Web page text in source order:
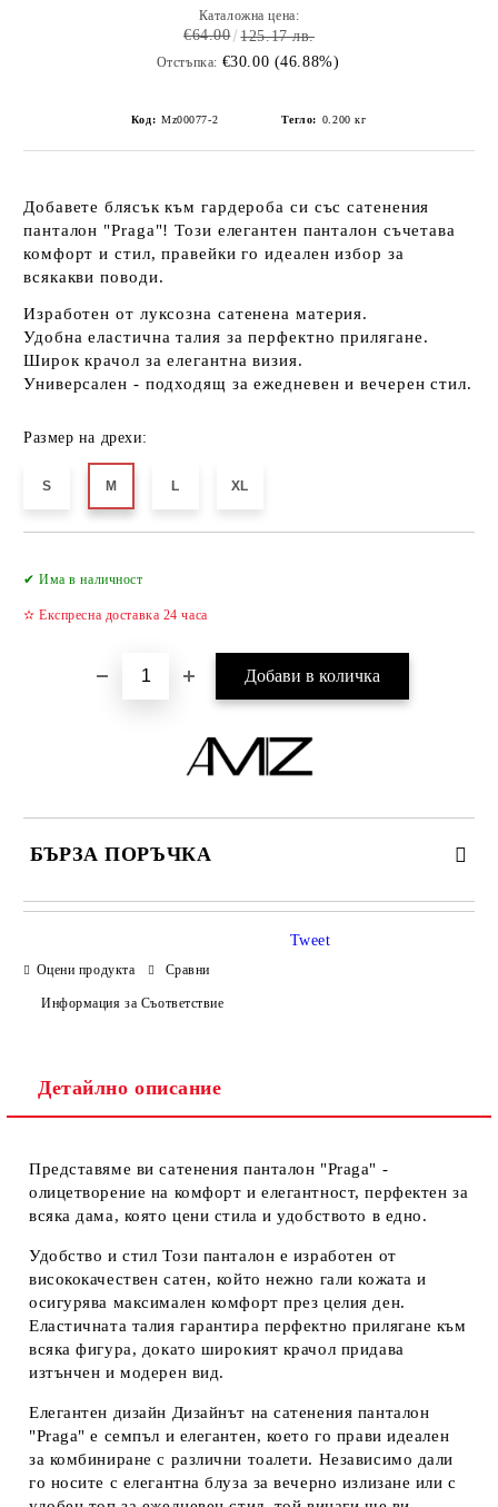
Каталожна цена:
€64.00 125.17 лв.
Отстъпка: €30.00 (46.88%)
Код: Mz00077-2 Тегло: 0.200 кг
Добавете блясък към гардероба си със сатенения
панталон "Praga"! Този елегантен панталон съчетава
комфорт и стил, правейки го идеален избор за
всякакви поводи.
Изработен от луксозна сатенена материя.
Удобна еластична талия за перфектно прилягане.
Широк крачол заелегантна визия.
Универсален - подходящ за ежедневен и вечерен стил.
Размер на дрехи:
S M L XL
✔ Има в наличност
✫ Експресна доставка 24 часа
БЪРЗА ПОРЪЧКА
САМО ПОПЪЛНЕТЕ 2 ПОЛЕТА
Оцени продукта Сравни
Информация за Съответствие
Tweet
Детайлно описание
Представяме висатенения панталон "Praga" -
олицетворение на комфорт и елегантност, перфектен за
всяка дама, която цени стила и удобството в едно.
Удобство и стил Този панталон е изработен от
висококачествен сатен, който нежно гали кожата и
осигурява максимален комфорт през целия ден.
Еластичната талия гарантира перфектно прилягане към
всяка фигура, докато широкият крачол придава
изтънчен и модерен вид.
Елегантен дизайн Дизайнът на сатенения панталон
"Praga" е семпъл и елегантен, което го прави идеален
за комбиниране с различни тоалети. Независимо дали
го носите с елегантна блуза за вечерно излизане или с